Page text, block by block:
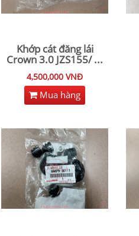
Khớp cát đăng lái
Crown 3.0 JZS155/...
4,500,000 VNĐ
Mua hàng